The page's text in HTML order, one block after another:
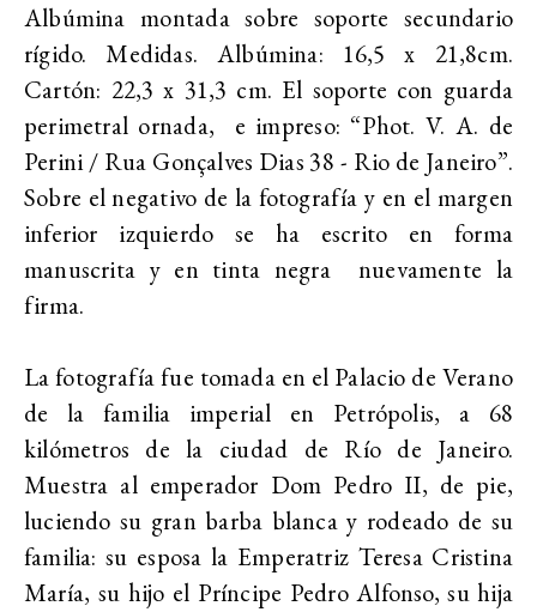
Albúmina montada sobre soporte secundario
rígido. Medidas. Albúmina: 16,5 x 21,8cm.
Cartón: 22,3 x 31,3 cm. El soporte con guarda
perimetral ornada, e impreso: “Phot. V. A. de
Perini / Rua Gonçalves Dias 38 - Rio de Janeiro”.
Sobre el negativo de la fotografía y en el margen
inferior izquierdo se ha escrito en forma
manuscrita y en tinta negra nuevamente la
firma.
La fotografía fue tomada en el Palacio de Verano
de la familia imperial en Petrópolis, a 68
kilómetros de la ciudad de Río de Janeiro.
Muestra al emperador Dom Pedro II, de pie,
luciendo su gran barba blanca y rodeado de su
familia: su esposa la Emperatriz Teresa Cristina
María, su hijo el Príncipe Pedro Alfonso, su hija